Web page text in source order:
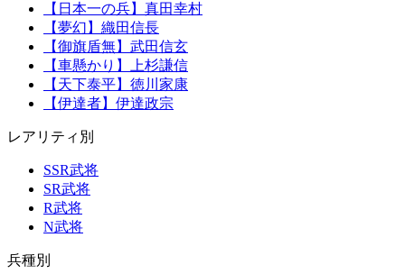
【日本一の兵】真田幸村
【夢幻】織田信長
【御旗盾無】武田信玄
【車懸かり】上杉謙信
【天下泰平】徳川家康
【伊達者】伊達政宗
レアリティ別
SSR武将
SR武将
R武将
N武将
兵種別